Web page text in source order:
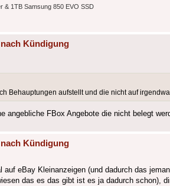
& 1TB Samsung 850 EVO SSD
Kündigung
Behauptungen aufstellt und die nicht auf
angebliche FBox Angebote die nicht belegt
Kündigung
eBay Kleinanzeigen (und dadurch das
das es das gibt ist es ja dadurch